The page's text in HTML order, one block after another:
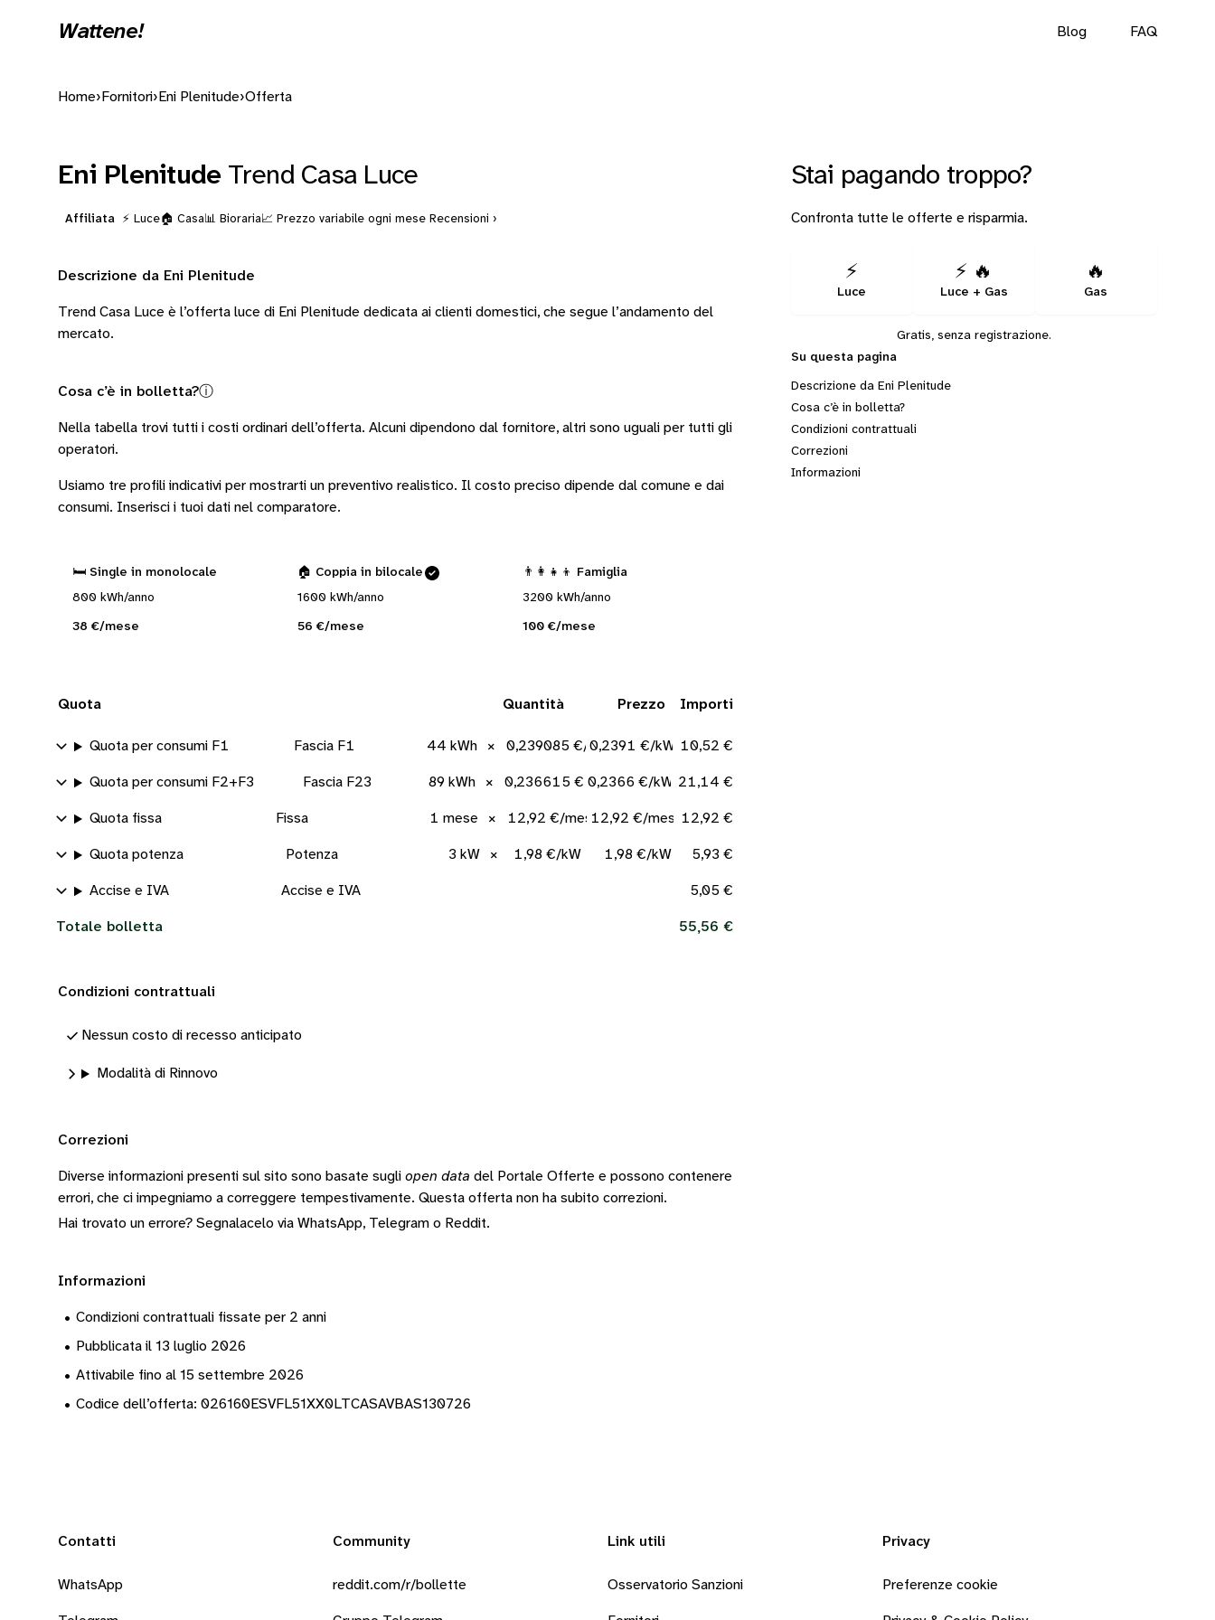
Wattene! Blog FAQ
Home› Fornitori› Eni Plenitude›Offerta
Eni Plenitude Trend Casa Luce
Affiliata ⚡ Luce🏠 Casa📊 Bioraria📈 Prezzo variabile ogni mese Recensioni ›
Descrizione da Eni Plenitude
Trend Casa Luce è l’offerta luce di Eni Plenitude dedicata ai clienti domestici, che segue l’andamento del
mercato.
Cosa c’è in bolletta?ⓘ
Nella tabella trovi tutti i costi ordinari dell’offerta. Alcuni dipendono dal fornitore, altri sono uguali per tutti gli
operatori.
Usiamo tre profili indicativi per mostrarti un preventivo realistico. Il costo preciso dipende dal comune e dai
consumi. Inserisci i tuoi dati nel comparatore.
🛏️ Single in monolocale
800 kWh/anno
38 €/mese
🏠 Coppia in bilocale
1600 kWh/anno
56 €/mese
👨‍👩‍👧‍👦 Famiglia
3200 kWh/anno
100 €/mese
Quota Quantità Prezzo Importi
Quota per consumi F1 Fascia F1 44 kWh × 0,239085 €/kWh0,2391 €/kWh10,52 €
Quota per consumi F2+F3 Fascia F23 89 kWh × 0,236615 €/kWh0,2366 €/kWh21,14 €
Quota fissa Fissa 1 mese × 12,92 €/mese12,92 €/mese12,92 €
Quota potenza Potenza 3 kW × 1,98 €/kW 1,98 €/kW 5,93 €
Accise e IVA Accise e IVA 5,05 €
Totale bolletta 55,56 €
Condizioni contrattuali
Nessun costo di recesso anticipato
Modalità di Rinnovo
Correzioni
Diverse informazioni presenti sul sito sono basate sugli open data del Portale Offerte e possono contenere
errori, che ci impegniamo a correggere tempestivamente. Questa offerta non ha subito correzioni.
Hai trovato un errore? Segnalacelo via WhatsApp, Telegram o Reddit.
Informazioni
• Condizioni contrattuali fissate per 2 anni
• Pubblicata il 13 luglio 2026
• Attivabile fino al 15 settembre 2026
• Codice dell’offerta: 026160ESVFL51XX0LTCASAVBAS130726
Stai pagando troppo?
Confronta tutte le offerte e risparmia.
⚡
Luce
⚡ 🔥
Luce + Gas
🔥
Gas
Gratis, senza registrazione.
Su questa pagina
Descrizione da Eni Plenitude
Cosa c’è in bolletta?
Condizioni contrattuali
Correzioni
Informazioni
Contatti
WhatsApp
Community
reddit.com/r/bollette
Link utili
Osservatorio Sanzioni
Privacy
Preferenze cookie